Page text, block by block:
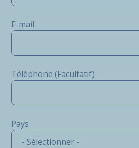
E-mail
Téléphone (Facultatif)
Pays
- Sélectionner -